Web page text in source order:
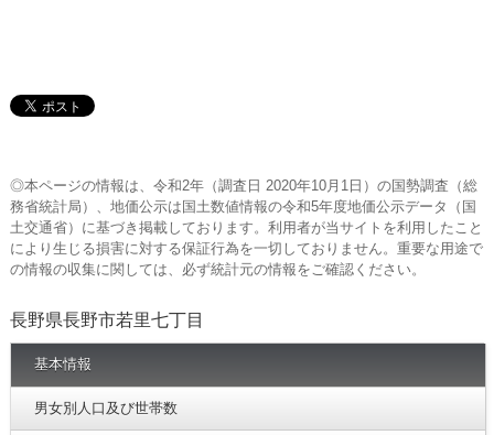
◎本ページの情報は、令和2年（調査日 2020年10月1日）の国勢調査（総
務省統計局）、地価公示は国土数値情報の令和5年度地価公示データ（国
土交通省）に基づき掲載しております。利用者が当サイトを利用したこと
により生じる損害に対する保証行為を一切しておりません。重要な用途で
の情報の収集に関しては、必ず統計元の情報をご確認ください。
長野県長野市若里七丁目
基本情報
男女別人口及び世帯数